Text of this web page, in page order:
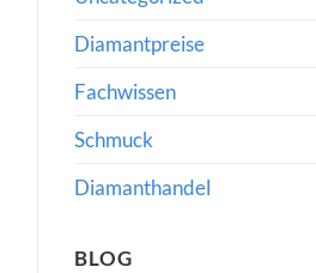
Richlines
Neuausrichtung
Käufer
und
bedeutet
Diamantpreise
Fachwissen
Schmuck
Diamanthandel
BLOG